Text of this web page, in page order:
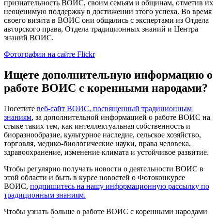
признательность ВОИС, своим семьям и общинам, отметив их
неоценимую поддержку в достижении этого успеха. Во время
своего визита в ВОИС они общались с экспертами из Отдела
авторского права, Отдела традиционных знаний и Центра
знаний ВОИС.
Фотографии на сайте Flickr
Ищете дополнительную информацию о
работе ВОИС с коренными народами?
Посетите веб-сайт ВОИС, посвященный традиционным
знаниям, за дополнительной информацией о работе ВОИС на
стыке таких тем, как интеллектуальная собственность и
биоразнообразие, культурное наследие, сельское хозяйство,
торговля, медико-биологические науки, права человека,
здравоохранение, изменение климата и устойчивое развитие.
Чтобы регулярно получать новости о деятельности ВОИС в
этой области и быть в курсе новостей о Фотоконкурсе
ВОИС, подпишитесь на нашу информационную рассылку по
традиционным знаниям.
Чтобы узнать больше о работе ВОИС с коренными народами